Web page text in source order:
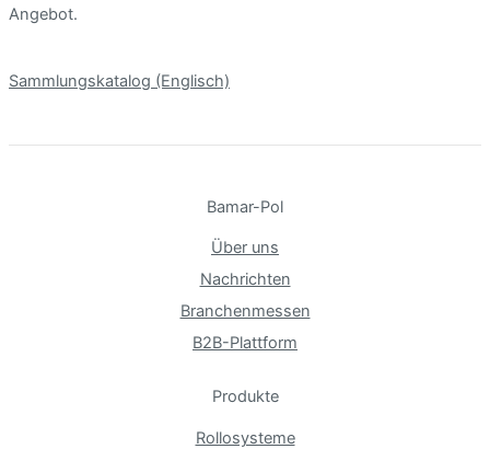
Angebot.
Sammlungskatalog (Englisch)
Bamar-Pol
Über uns
Nachrichten
Branchenmessen
B2B-Plattform
Produkte
Rollosysteme